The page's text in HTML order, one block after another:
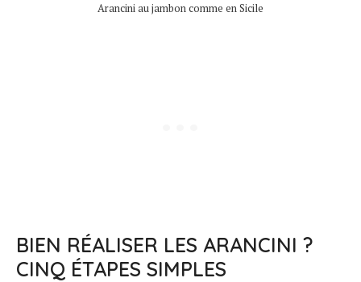
Arancini au jambon comme en Sicile
BIEN RÉALISER LES ARANCINI ?
CINQ ÉTAPES SIMPLES